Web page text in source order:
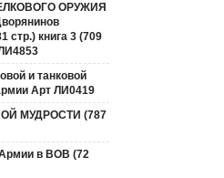
ОРУЖИЯ
стр.) книга 3 (709
и танковой
Арт ЛИ0419
МУДРОСТИ (787
в ВОВ (72